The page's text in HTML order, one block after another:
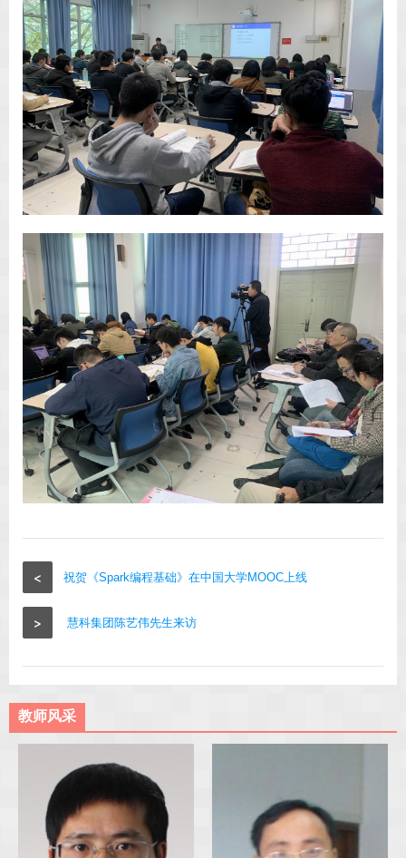
< 祝贺《Spark编程基础》在中国大学MOOC上线
> 慧科集团陈艺伟先生来访
教师风采